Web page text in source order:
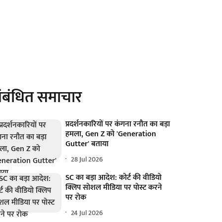
समाचार
प्रदर्शनकारियों पर कंगना रनौत का बड़ा
हमला, Gen Z को 'Generation
Gutter' बताया
28 Jul 2026
SC का बड़ा आदेश: कोर्ट की वीडियो
क्लिप सोशल मीडिया पर पोस्ट करने
पर रोक
24 Jul 2026